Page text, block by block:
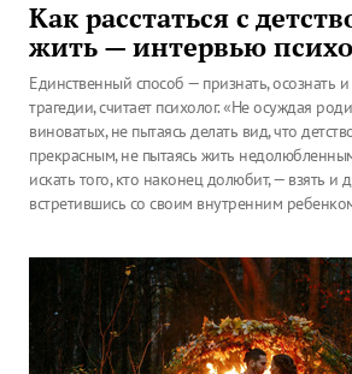
Как расстаться с
жить — интервью
Единственный способ — признать, осознать
трагедии, считает психолог. «Не осуждая
виноватых, не пытаясь делать вид, что
прекрасным, не пытаясь жить
искать того, кто наконец долюбит, — взять и
встретившись со своим внутренним